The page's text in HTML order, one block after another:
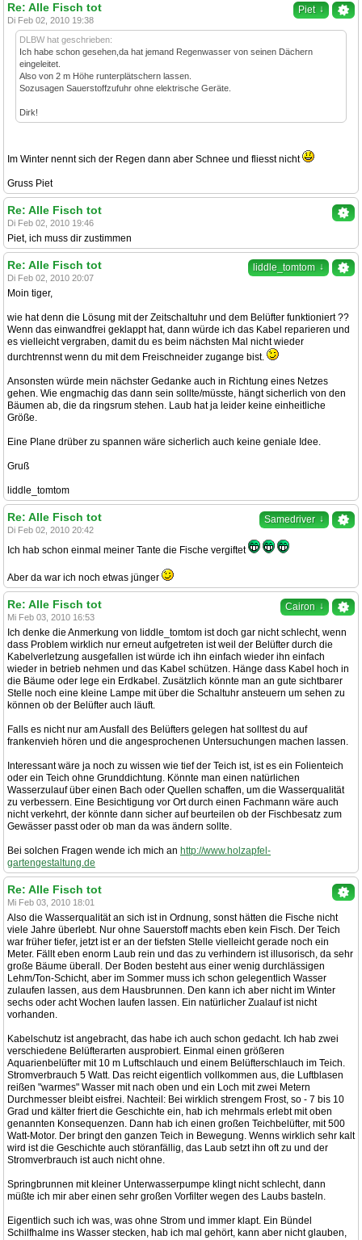
Piet ↓
Re: Alle Fisch tot
Di Feb 02, 2010 19:38
DLBW hat geschrieben:
Ich habe schon gesehen,da hat jemand Regenwasser von seinen Dächern
eingeleitet.
Also von 2 m Höhe runterplätschern lassen.
Sozusagen Sauerstoffzufuhr ohne elektrische Geräte.
Dirk!
Im Winter nennt sich der Regen dann aber Schnee und fliesst nicht
Gruss Piet
Re: Alle Fisch tot
Di Feb 02, 2010 19:46
Piet, ich muss dir zustimmen
liddle_tomtom ↓
Re: Alle Fisch tot
Di Feb 02, 2010 20:07
Moin tiger,
wie hat denn die Lösung mit der Zeitschaltuhr und dem Belüfter funktioniert ??
Wenn das einwandfrei geklappt hat, dann würde ich das Kabel reparieren und
es vielleicht vergraben, damit du es beim nächsten Mal nicht wieder
durchtrennst wenn du mit dem Freischneider zugange bist.
Ansonsten würde mein nächster Gedanke auch in Richtung eines Netzes
gehen. Wie engmachig das dann sein sollte/müsste, hängt sicherlich von den
Bäumen ab, die da ringsrum stehen. Laub hat ja leider keine einheitliche
Größe.
Eine Plane drüber zu spannen wäre sicherlich auch keine geniale Idee.
Gruß
liddle_tomtom
Samedriver ↓
Re: Alle Fisch tot
Di Feb 02, 2010 20:42
Ich hab schon einmal meiner Tante die Fische vergiftet
Aber da war ich noch etwas jünger
Cairon ↓
Re: Alle Fisch tot
Mi Feb 03, 2010 16:53
Ich denke die Anmerkung von liddle_tomtom ist doch gar nicht schlecht, wenn
dass Problem wirklich nur erneut aufgetreten ist weil der Belüfter durch die
Kabelverletzung ausgefallen ist würde ich ihn einfach wieder ihn einfach
wieder in betrieb nehmen und das Kabel schützen. Hänge dass Kabel hoch in
die Bäume oder lege ein Erdkabel. Zusätzlich könnte man an gute sichtbarer
Stelle noch eine kleine Lampe mit über die Schaltuhr ansteuern um sehen zu
können ob der Belüfter auch läuft.
Falls es nicht nur am Ausfall des Belüfters gelegen hat solltest du auf
frankenvieh hören und die angesprochenen Untersuchungen machen lassen.
Interessant wäre ja noch zu wissen wie tief der Teich ist, ist es ein Folienteich
oder ein Teich ohne Grunddichtung. Könnte man einen natürlichen
Wasserzulauf über einen Bach oder Quellen schaffen, um die Wasserqualität
zu verbessern. Eine Besichtigung vor Ort durch einen Fachmann wäre auch
nicht verkehrt, der könnte dann sicher auf beurteilen ob der Fischbesatz zum
Gewässer passt oder ob man da was ändern sollte.
Bei solchen Fragen wende ich mich an http://www.holzapfel-
gartengestaltung.de
Re: Alle Fisch tot
Mi Feb 03, 2010 18:01
Also die Wasserqualität an sich ist in Ordnung, sonst hätten die Fische nicht
viele Jahre überlebt. Nur ohne Sauerstoff machts eben kein Fisch. Der Teich
war früher tiefer, jetzt ist er an der tiefsten Stelle vielleicht gerade noch ein
Meter. Fällt eben enorm Laub rein und das zu verhindern ist illusorisch, da sehr
große Bäume überall. Der Boden besteht aus einer wenig durchlässigen
Lehm/Ton-Schicht, aber im Sommer muss ich schon gelegentlich Wasser
zulaufen lassen, aus dem Hausbrunnen. Den kann ich aber nicht im Winter
sechs oder acht Wochen laufen lassen. Ein natürlicher Zualauf ist nicht
vorhanden.
Kabelschutz ist angebracht, das habe ich auch schon gedacht. Ich hab zwei
verschiedene Belüfterarten ausprobiert. Einmal einen größeren
Aquarienbelüfter mit 10 m Luftschlauch und einem Belüfterschlauch im Teich.
Stromverbrauch 5 Watt. Das reicht eigentlich vollkommen aus, die Luftblasen
reißen "warmes" Wasser mit nach oben und ein Loch mit zwei Metern
Durchmesser bleibt eisfrei. Nachteil: Bei wirklich strengem Frost, so - 7 bis 10
Grad und kälter friert die Geschichte ein, hab ich mehrmals erlebt mit oben
genannten Konsequenzen. Dann hab ich einen großen Teichbelüfter, mit 500
Watt-Motor. Der bringt den ganzen Teich in Bewegung. Wenns wirklich sehr kalt
wird ist die Geschichte auch störanfällig, das Laub setzt ihn oft zu und der
Stromverbrauch ist auch nicht ohne.
Springbrunnen mit kleiner Unterwasserpumpe klingt nicht schlecht, dann
müßte ich mir aber einen sehr großen Vorfilter wegen des Laubs basteln.
Eigentlich such ich was, was ohne Strom und immer klapt. Ein Bündel
Schilfhalme ins Wasser stecken, hab ich mal gehört, kann aber nicht glauben,